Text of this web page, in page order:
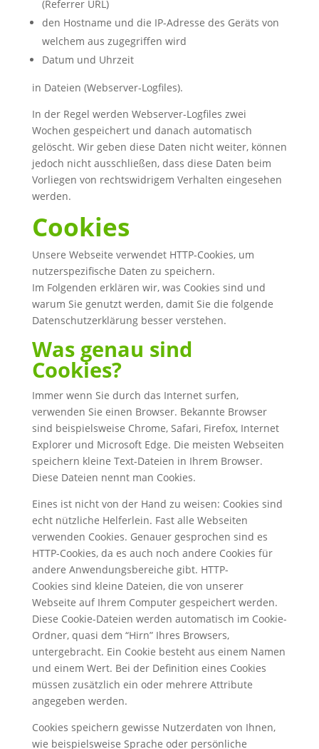
(Referrer URL)
den Hostname und die IP-Adresse des Geräts von
welchem aus zugegriffen wird
Datum und Uhrzeit
in Dateien (Webserver-Logfiles).
In der Regel werden Webserver-Logfiles zwei
Wochen gespeichert und danach automatisch
gelöscht. Wir geben diese Daten nicht weiter, können
jedoch nicht ausschließen, dass diese Daten beim
Vorliegen von rechtswidrigem Verhalten eingesehen
werden.
Cookies
Unsere Webseite verwendet HTTP-Cookies, um
nutzerspezifische Daten zu speichern.
Im Folgenden erklären wir, was Cookies sind und
warum Sie genutzt werden, damit Sie die folgende
Datenschutzerklärung besser verstehen.
Was genau sind
Cookies?
Immer wenn Sie durch das Internet surfen,
verwenden Sie einen Browser. Bekannte Browser
sind beispielsweise Chrome, Safari, Firefox, Internet
Explorer und Microsoft Edge. Die meisten Webseiten
speichern kleine Text-Dateien in Ihrem Browser.
Diese Dateien nennt man Cookies.
Eines ist nicht von der Hand zu weisen: Cookies sind
echt nützliche Helferlein. Fast alle Webseiten
verwenden Cookies. Genauer gesprochen sind es
HTTP-Cookies, da es auch noch andere Cookies für
andere Anwendungsbereiche gibt. HTTP-
Cookies sind kleine Dateien, die von unserer
Webseite auf Ihrem Computer gespeichert werden.
Diese Cookie-Dateien werden automatisch im Cookie-
Ordner, quasi dem “Hirn” Ihres Browsers,
untergebracht. Ein Cookie besteht aus einem Namen
und einem Wert. Bei der Definition eines Cookies
müssen zusätzlich ein oder mehrere Attribute
angegeben werden.
Cookies speichern gewisse Nutzerdaten von Ihnen,
wie beispielsweise Sprache oder persönliche